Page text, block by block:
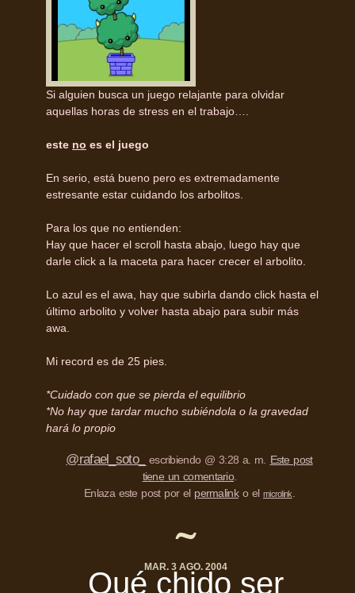
Si alguien busca un juego relajante para olvidar
aquellas horas de stress en el trabajo….
este no es el juego
En serio, está bueno pero es extremadamente
estresante estar cuidando los arbolitos.
Para los que no entienden:
Hay que hacer el scroll hasta abajo, luego hay que
darle click a la maceta para hacer crecer el arbolito.
Lo azul es el awa, hay que subirla dando click hasta el
último arbolito y volver hasta abajo para subir más
awa.
Mi record es de 25 pies.
*Cuidado con que se pierda el equilibrio
*No hay que tardar mucho subiéndola o la gravedad
hará lo propio
@rafael_soto_ escribiendo @ 3:28 a. m. Este post
tiene un comentario.
Enlaza este post por el permalinko el microlink
MAR. 3 AGO. 2004
Qué chido ser